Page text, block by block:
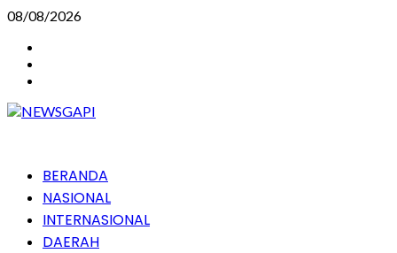
Skip
content
08/08/2026
PrimaryBERANDA
NASIONAL
INTERNASIONAL
DAERAH